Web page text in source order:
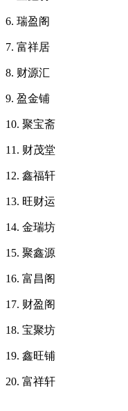
6. 瑞盈阁
7. 富祥居
8. 财源汇
9. 盈金铺
10. 聚宝斋
11. 财茂堂
12. 鑫福轩
13. 旺财运
14. 金瑞坊
15. 聚鑫源
16. 富昌阁
17. 财盈阁
18. 宝聚坊
19. 鑫旺铺
20. 富祥轩